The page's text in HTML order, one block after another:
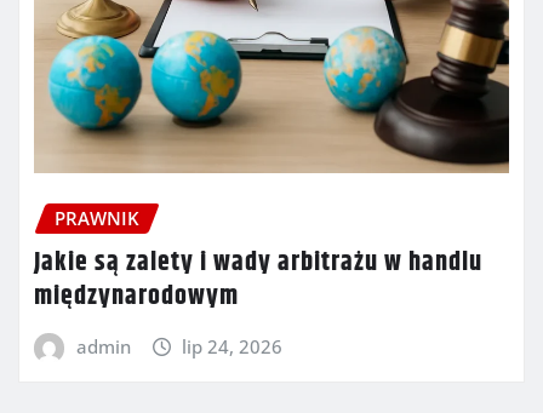
PRAWNIK
Jakie są zalety i wady arbitrażu w handlu
międzynarodowym
admin lip 24, 2026